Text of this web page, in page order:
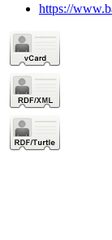
https://